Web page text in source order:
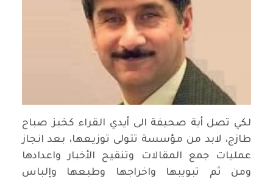
لكي تصل أية صحيفة الى أيدي القراء كخبز صباح
طازج، لابد من مؤسسة تتولى توزيعها، بعد انجاز
عمليات جمع المقالات وتنقيح الأخبار واعدادها
ومن ثم تبويبها واخراجها وطبعها وإلباس